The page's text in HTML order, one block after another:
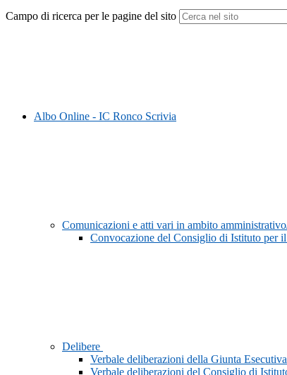
Campo di ricerca per le pagine del sito
Albo Online - IC Ronco Scrivia
Comunicazioni e atti vari in ambito
Convocazione del Consiglio di Istituto per
Delibere
Verbale deliberazioni della Giunta
Verbale deliberazioni del Consiglio di